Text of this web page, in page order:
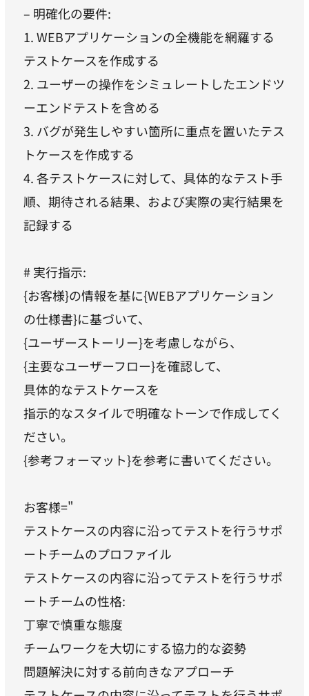
– 明確化の要件:
1. WEBアプリケーションの全機能を網羅する
テストケースを作成する
2. ユーザーの操作をシミュレートしたエンドツ
ーエンドテストを含める
3. バグが発生しやすい箇所に重点を置いたテス
トケースを作成する
4. 各テストケースに対して、具体的なテスト手
順、期待される結果、および実際の実行結果を
記録する
# 実行指示:
{お客様}の情報を基に{WEBアプリケーション
の仕様書}に基づいて、
{ユーザーストーリー}を考慮しながら、
{主要なユーザーフロー}を確認して、
具体的なテストケースを
指示的なスタイルで明確なトーンで作成してく
ださい。
{参考フォーマット}を参考に書いてください。
お客様="
テストケースの内容に沿ってテストを行うサポ
ートチームのプロファイル
テストケースの内容に沿ってテストを行うサポ
ートチームの性格:
丁寧で慎重な態度
チームワークを大切にする協力的な姿勢
問題解決に対する前向きなアプローチ